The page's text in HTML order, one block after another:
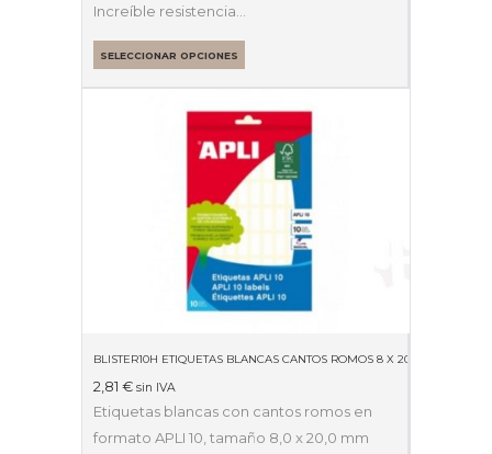
Increíble resistencia…
SELECCIONAR OPCIONES
BLISTER10H ETIQUETAS BLANCAS CANTOS ROMOS 8 X 20MM 01633
2,81 € sin IVA
Etiquetas blancas con cantos romos en
formato APLI 10, tamaño 8,0 x 20,0 mm